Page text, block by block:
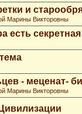
и
Марины Викторовны
есть
- меценат-
Марины Викторовны